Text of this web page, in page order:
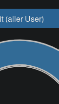
(aller User)